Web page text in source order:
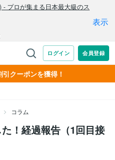
クーポンを獲得！
コラム
！経過報告（1回目接